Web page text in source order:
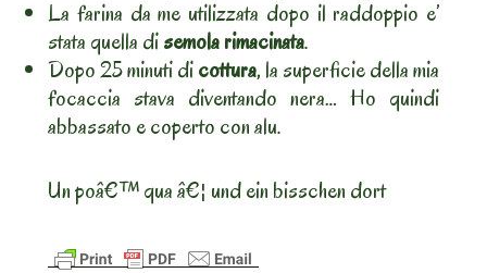
La farina da me utilizzata dopo il raddoppio e’
stata quella disemola rimacinata.
Dopo 25 minuti dicottura, la superficie della mia
focaccia stava diventando nera… Ho quindi
abbassato e coperto con alu.
Un poâ€™ qua â€¦ und ein bisschen dort